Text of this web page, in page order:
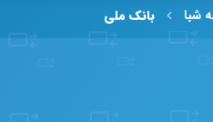
شبا بانک ملی